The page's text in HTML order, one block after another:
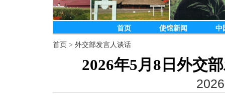
首页 使馆新闻 中
首页 > 外交部发言人谈话
2026年5月8日外交